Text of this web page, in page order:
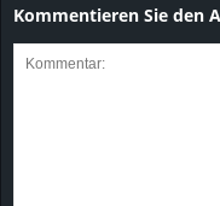
Kommentieren Sie den